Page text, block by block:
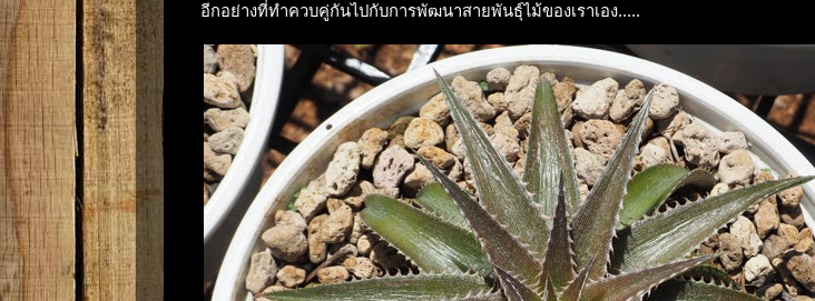
อีกอย่างที่ทำควบคู่กันไปกับการพัฒนาสายพันธุ์ไม้ของเราเอง.....